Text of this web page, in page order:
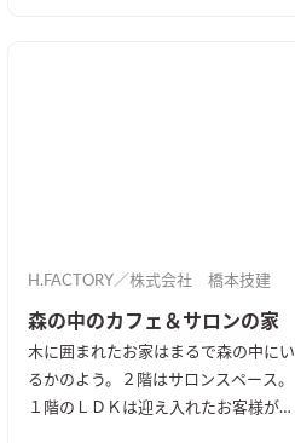
H.FACTORY／株式会社 橋本技建
森の中のカフェ＆サロンの家
木に囲まれたお家はまるで森の中にい
るかのよう。２階はサロンスペース。
１階のＬＤＫは迎え入れたお客様が、